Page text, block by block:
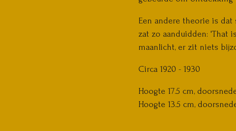
Een andere theorie is dat
zat zo aanduidden: 'That
maanlicht, er zit niets
Circa 1920 - 1930
Hoogte 17.5 cm,
Hoogte 13.5 cm,